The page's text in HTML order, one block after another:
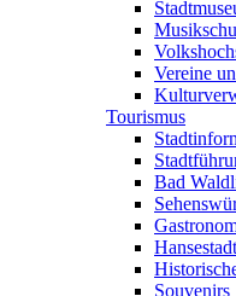
Vereine
Tourismus
Bad
Souvenirs